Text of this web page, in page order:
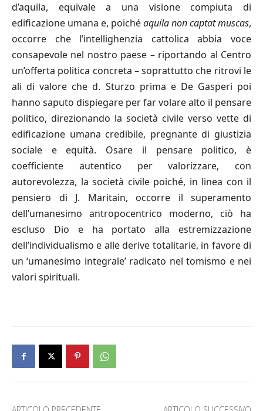
d’aquila, equivale a una visione compiuta di
edificazione umana e, poichéaquila non captat muscas,
occorre che l’intellighenzia cattolica abbia voce
consapevole nel nostro paese – riportando al Centro
un’offerta politica concreta – soprattutto che ritrovi le
ali di valore che d. Sturzo prima e De Gasperi poi
hanno saputo dispiegare per far volare alto il pensare
politico, direzionando la società civile verso vette di
edificazione umana credibile, pregnante di giustizia
sociale e equità. Osare il pensare politico, è
coefficiente autentico per valorizzare, con
autorevolezza, la società civile poiché, in linea con il
pensiero di J. Maritain, occorre il superamento
dell’umanesimo antropocentrico moderno, ciò ha
escluso Dio e ha portato alla estremizzazione
dell’individualismo e alle derive totalitarie, in favore di
un ‘umanesimo integrale’ radicato nel tomismo e nei
valori spirituali.